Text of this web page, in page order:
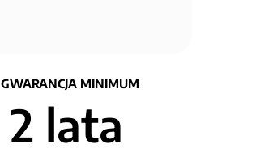
GWARANCJA MINIMUM
2 lata